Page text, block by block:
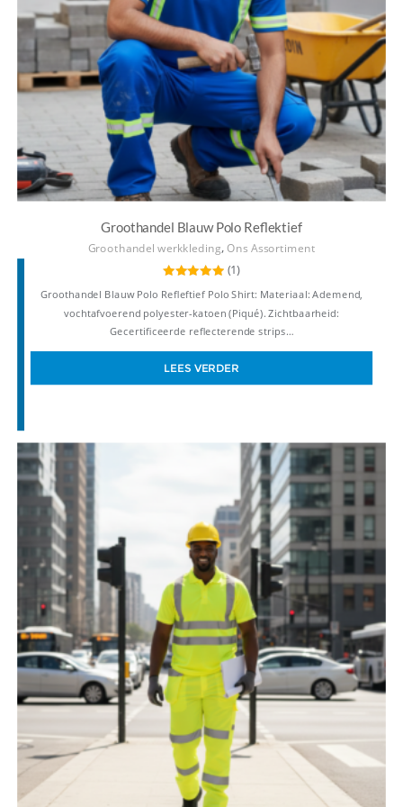
Groothandel Blauw Polo Reflektief
Groothandel werkkleding,Ons Assortiment
5.00
uit 5
(1)
Groothandel Blauw Polo Refleftief Polo Shirt: Materiaal: Ademend,
vochtafvoerend polyester-katoen (Piqué). Zichtbaarheid:
Gecertificeerde reflecterende strips…
LEES VERDER